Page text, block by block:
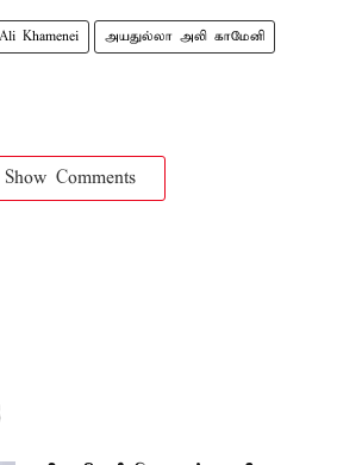
Khamenei அயதுல்லா அலி காமேனி
Show Comments